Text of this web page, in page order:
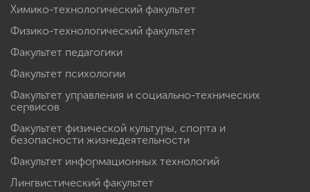
Химико-технологический факультет
Физико-технологический факультет
Факультет педагогики
Факультет психологии
Факультет управления и социально-технических
сервисов
Факультет физической культуры, спорта и
безопасности жизнедеятельности
Факультет информационных технологий
Лингвистический факультет